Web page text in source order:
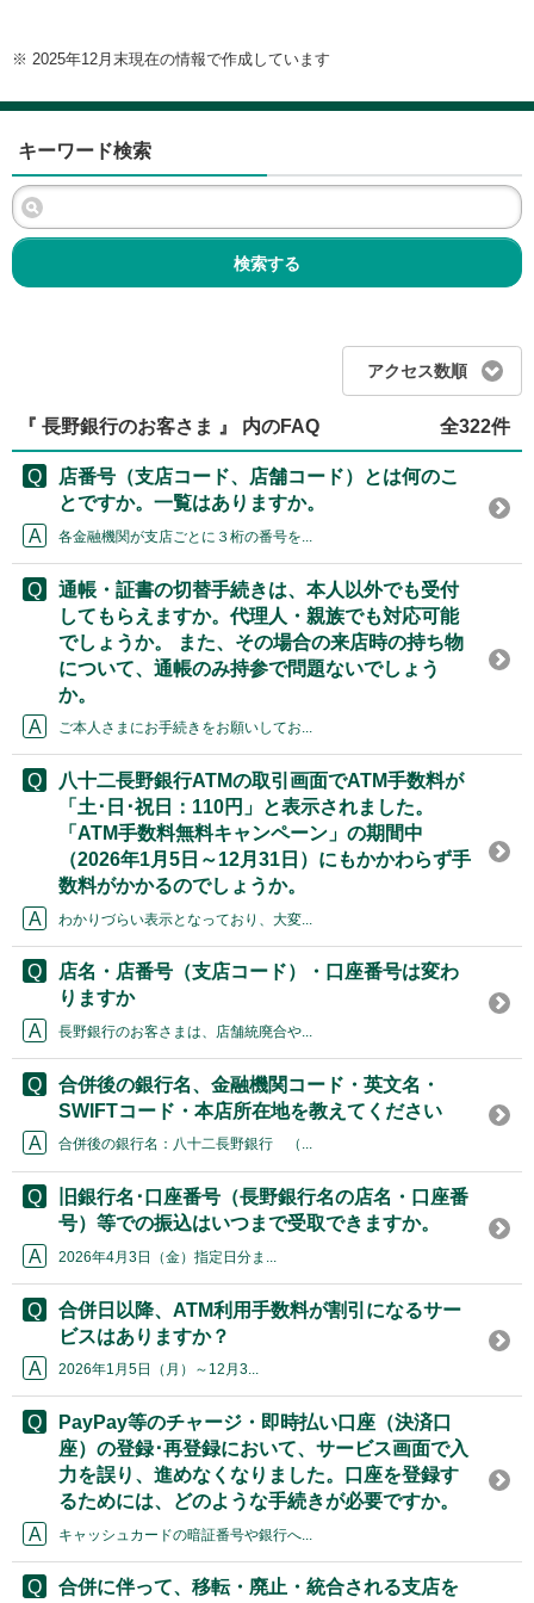
※ 2025年12月末現在の情報で作成しています
キーワード検索
検索する
アクセス数順
『 長野銀行のお客さま 』 内のFAQ 全322件
店番号（支店コード、店舗コード）とは何のこ
とですか。一覧はありますか。
各金融機関が支店ごとに３桁の番号を...
通帳・証書の切替手続きは、本人以外でも受付
してもらえますか。代理人・親族でも対応可能
でしょうか。 また、その場合の来店時の持ち物
について、通帳のみ持参で問題ないでしょう
か。
ご本人さまにお手続きをお願いしてお...
八十二長野銀行ATMの取引画面でATM手数料が
「土･日･祝日：110円」と表示されました。
「ATM手数料無料キャンペーン」の期間中
（2026年1月5日～12月31日）にもかかわらず手
数料がかかるのでしょうか。
わかりづらい表示となっており、大変...
店名・店番号（支店コード）・口座番号は変わ
りますか
長野銀行のお客さまは、店舗統廃合や...
合併後の銀行名、金融機関コード・英文名・
SWIFTコード・本店所在地を教えてください
合併後の銀行名：八十二長野銀行 （...
旧銀行名･口座番号（長野銀行名の店名・口座番
号）等での振込はいつまで受取できますか。
2026年4月3日（金）指定日分ま...
合併日以降、ATM利用手数料が割引になるサー
ビスはありますか？
2026年1月5日（月）～12月3...
PayPay等のチャージ・即時払い口座（決済口
座）の登録･再登録において、サービス画面で入
力を誤り、進めなくなりました。口座を登録す
るためには、どのような手続きが必要ですか。
キャッシュカードの暗証番号や銀行へ...
合併に伴って、移転・廃止・統合される支店を